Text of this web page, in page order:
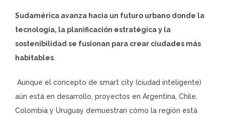
Sudamérica avanza hacia un futuro urbano donde la
tecnología, la planificación estratégica y la
sostenibilidad se fusionan para crear ciudades más
habitables.
Aunque el concepto de smart city (ciudad inteligente)
aún está en desarrollo, proyectos en Argentina, Chile,
Colombia y Uruguay demuestran cómo la región está